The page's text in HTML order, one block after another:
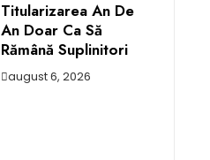
Titularizarea An De
An Doar Ca Să
Rămână Suplinitori
august 6, 2026